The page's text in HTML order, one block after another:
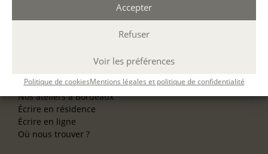
Accepter
Refuser
Voir les préférences
Politique de cookiesMentions légales et politique de confidentialité
Nos ateliers à Lyon
Nos ateliers à Bordeaux
Écrire en résidence
Écrire en ligne
Où nous trouver ?